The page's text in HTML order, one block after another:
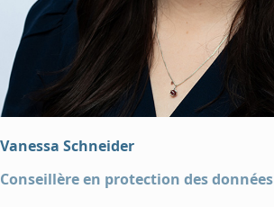
Vanessa Schneider
Conseillère en protection des données